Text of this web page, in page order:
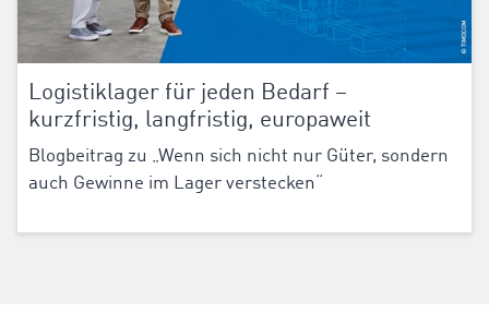
Logistiklager für jeden Bedarf –
kurzfristig, langfristig, europaweit
Blogbeitrag zu „Wenn sich nicht nur Güter, sondern
auch Gewinne im Lager verstecken“